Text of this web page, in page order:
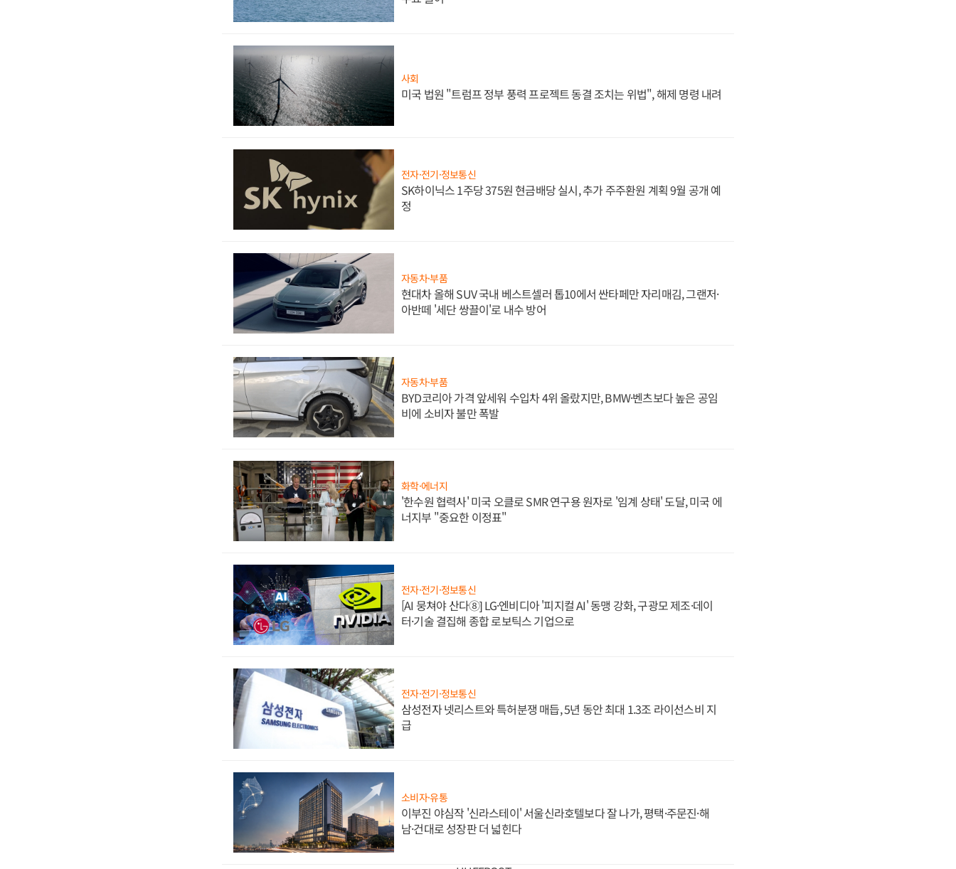
사회
미국 법원 "트럼프 정부 풍력 프로젝트 동결 조치는 위법", 해제 명령 내려
전자·전기·정보통신
SK하이닉스 1주당 375원 현금배당 실시, 추가 주주환원 계획 9월 공개 예
정
자동차·부품
현대차 올해 SUV 국내 베스트셀러 톱10에서 싼타페만 자리매김, 그랜저·
아반떼 '세단 쌍끌이'로 내수 방어
자동차·부품
BYD코리아 가격 앞세워 수입차 4위 올랐지만, BMW·벤츠보다 높은 공임
비에 소비자 불만 폭발
화학·에너지
'한수원 협력사' 미국 오클로 SMR 연구용 원자로 '임계 상태' 도달, 미국 에
너지부 "중요한 이정표"
전자·전기·정보통신
[AI 뭉쳐야 산다⑧] LG·엔비디아 '피지컬 AI' 동맹 강화, 구광모 제조·데이
터·기술 결집해 종합 로보틱스 기업으로
전자·전기·정보통신
삼성전자 넷리스트와 특허분쟁 매듭, 5년 동안 최대 1.3조 라이선스비 지
급
소비자·유통
이부진 야심작 '신라스테이' 서울신라호텔보다 잘 나가, 평택·주문진·해
남·건대로 성장판 더 넓힌다